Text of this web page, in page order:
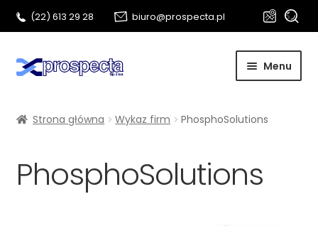
(22) 613 29 28 biuro@prospecta.pl Szukaj:
Szukaj
Przejdź
do
Przejdź
do
Menu
Metalografia
Strona główna Wykaz firm PhosphoSolutions
PhosphoSolutions